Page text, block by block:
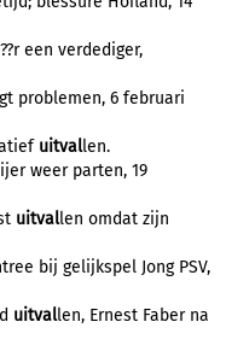
een verdediger,
problemen, 6 februari
uitvallen.
weer parten, 19
uitvallen omdat zijn
bij gelijkspel Jong PSV,
uitvallen, Ernest Faber na